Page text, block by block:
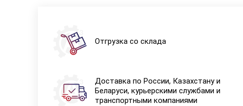
Отгрузка со склада
Доставка по России, Казахстану и
Беларуси, курьерскими службами и
транспортными компаниями